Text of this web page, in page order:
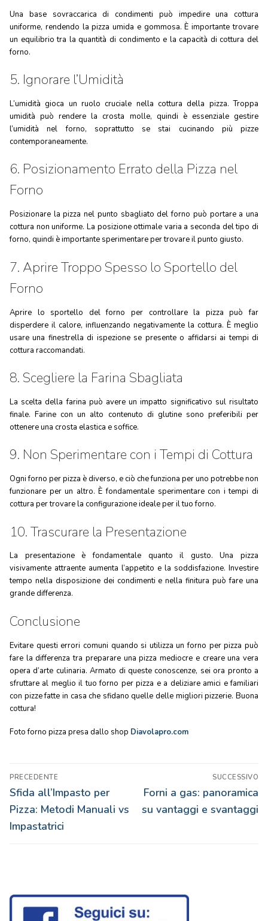
Una base sovraccarica di condimenti può impedire una cottura
uniforme, rendendo la pizza umida e gommosa. È importante trovare
un equilibrio tra la quantità di condimento e la capacità di cottura del
forno.
5. Ignorare l’Umidità
L’umidità gioca un ruolo cruciale nella cottura della pizza. Troppa
umidità può rendere la crosta molle, quindi è essenziale gestire
l’umidità nel forno, soprattutto se stai cucinando più pizze
contemporaneamente.
6. Posizionamento Errato della Pizza nel
Forno
Posizionare la pizza nel punto sbagliato del forno può portare a una
cottura non uniforme. La posizione ottimale varia a seconda del tipo di
forno, quindi è importante sperimentare per trovare il punto giusto.
7. Aprire Troppo Spesso lo Sportello del
Forno
Aprire lo sportello del forno per controllare la pizza può far
disperdere il calore, influenzando negativamente la cottura. È meglio
usare una finestrella di ispezione se presente o affidarsi ai tempi di
cottura raccomandati.
8. Scegliere la Farina Sbagliata
La scelta della farina può avere un impatto significativo sul risultato
finale. Farine con un alto contenuto di glutine sono preferibili per
ottenere una crosta elastica e soffice.
9. Non Sperimentare con i Tempi di Cottura
Ogni forno per pizza è diverso, e ciò che funziona per uno potrebbe non
funzionare per un altro. È fondamentale sperimentare con i tempi di
cottura per trovare la configurazione ideale per il tuo forno.
10. Trascurare la Presentazione
La presentazione è fondamentale quanto il gusto. Una pizza
visivamente attraente aumenta l’appetito e la soddisfazione. Investire
tempo nella disposizione dei condimenti e nella finitura può fare una
grande differenza.
Conclusione
Evitare questi errori comuni quando si utilizza un forno per pizza può
fare la differenza tra preparare una pizza mediocre e creare una vera
opera d’arte culinaria. Armato di queste conoscenze, sei ora pronto a
sfruttare al meglio il tuo forno per pizza e a deliziare amici e familiari
con pizze fatte in casa che sfidano quelle delle migliori pizzerie. Buona
cottura!
Foto forno pizza presa dallo shop Diavolapro.com
Navigazione
articoli
PRECEDENTE
Articolo
precedente:
Sfida all’Impasto per
Pizza: Metodi Manuali vs
Impastatrici
SUCCESSIVO
Articolo
successivo:
Forni a gas: panoramica
su vantaggi e svantaggi